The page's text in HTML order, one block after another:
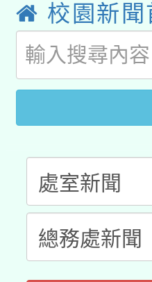
業技術
用水績
115年8
桃園市
開 智慧
2026年
校園新聞